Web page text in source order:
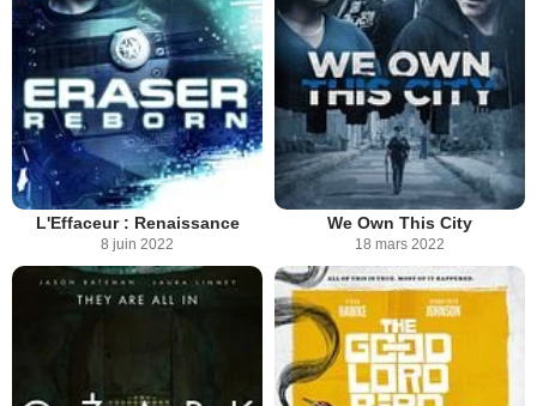
L'Effaceur : Renaissance
8 juin 2022
We Own This City
18 mars 2022